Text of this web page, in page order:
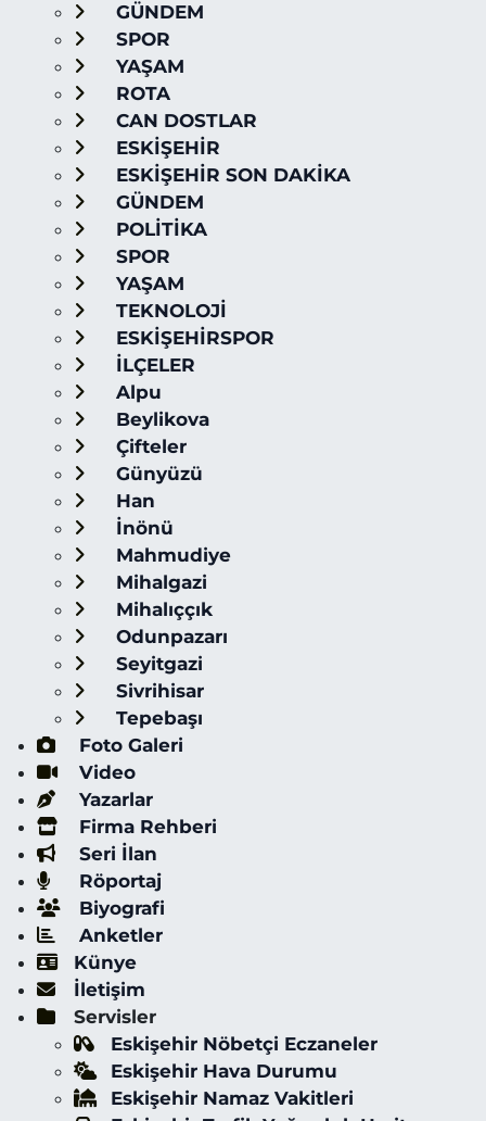
GÜNDEM
SPOR
YAŞAM
ROTA
CAN DOSTLAR
ESKİŞEHİR
ESKİŞEHİR SON DAKİKA
GÜNDEM
POLİTİKA
SPOR
YAŞAM
TEKNOLOJİ
ESKİŞEHİRSPOR
İLÇELER
Alpu
Beylikova
Çifteler
Günyüzü
Han
İnönü
Mahmudiye
Mihalgazi
Mihalıççık
Odunpazarı
Seyitgazi
Sivrihisar
Tepebaşı
Foto Galeri
Video
Yazarlar
Firma Rehberi
Seri İlan
Röportaj
Biyografi
Anketler
Künye
İletişim
Servisler
Eskişehir Nöbetçi Eczaneler
Eskişehir Hava Durumu
Eskişehir Namaz Vakitleri